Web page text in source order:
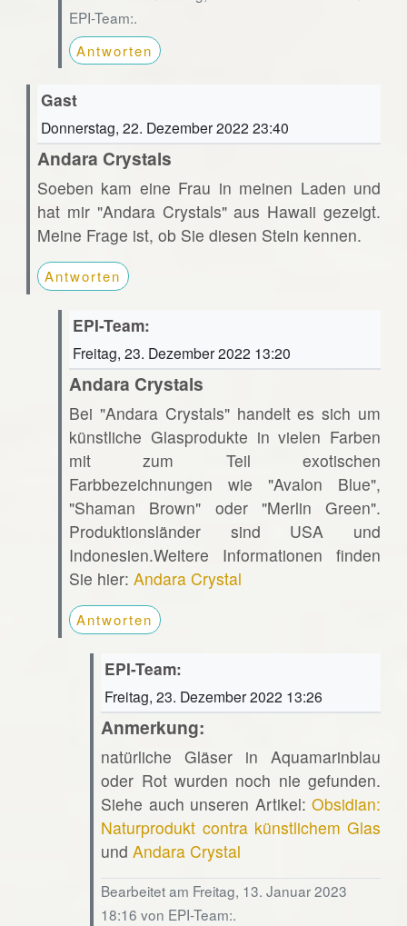
EPI-Team:.
Antworten
Gast
Donnerstag, 22. Dezember 2022 23:40
Andara Crystals
Soeben kam eine Frau in meinen Laden und
hat mir "Andara Crystals" aus Hawaii gezeigt.
Meine Frage ist, ob Sie diesen Stein kennen.
Antworten
EPI-Team:
Freitag, 23. Dezember 2022 13:20
Andara Crystals
Bei "Andara Crystals" handelt es sich um
künstliche Glasprodukte in vielen Farben
mit zum Teil exotischen
Farbbezeichnungen wie "Avalon Blue",
"Shaman Brown" oder "Merlin Green".
Produktionsländer sind USA und
Indonesien.Weitere Informationen finden
Sie hier: Andara Crystal
Antworten
EPI-Team:
Freitag, 23. Dezember 2022 13:26
Anmerkung:
natürliche Gläser in Aquamarinblau
oder Rot wurden noch nie gefunden.
Siehe auch unseren Artikel:Obsidian:
Naturprodukt contra künstlichem Glas
undAndara Crystal
Bearbeitet am Freitag, 13. Januar 2023
18:16 von EPI-Team:.